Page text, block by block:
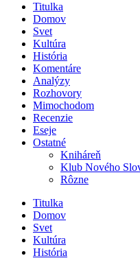
Titulka
Domov
Svet
Kultúra
História
Komentáre
Analýzy
Rozhovory
Mimochodom
Recenzie
Eseje
Ostatné
Kniháreň
Klub Nového
Rôzne
Titulka
Domov
Svet
Kultúra
História